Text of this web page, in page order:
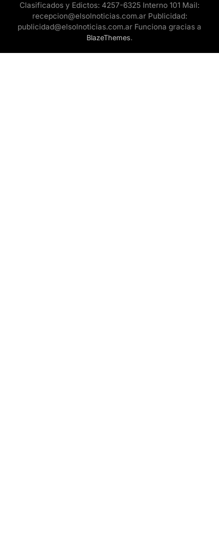
Clasificados y Edictos: 4257-6325 Interno 101 Mail:
recepcion@elsolnoticias.com.ar Publicidad:
publicidad@elsolnoticias.com.ar Funciona gracias a
BlazeThemes.